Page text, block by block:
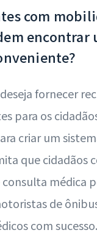
com
encontrar
fornecer
para os
criar um
que cidadãos
consulta médica
de
com